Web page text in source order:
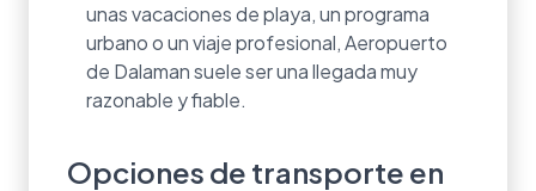
unas vacaciones de playa, un programa
urbano o un viaje profesional, Aeropuerto
de Dalaman suele ser una llegada muy
razonable y fiable.
Opciones de transporte en